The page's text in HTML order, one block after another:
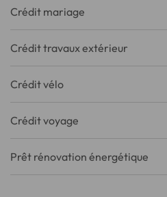
Crédit mariage
Crédit travaux extérieur
Crédit vélo
Crédit voyage
Prêt rénovation énergétique